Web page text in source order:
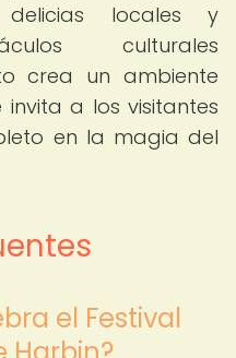
delicias locales y
culturales
crea un ambiente
a los visitantes
en la magia del
el Festival